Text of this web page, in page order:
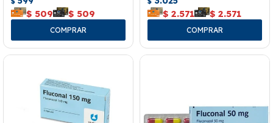
$ 509 $ 509 $ 2.571 $ 2.571